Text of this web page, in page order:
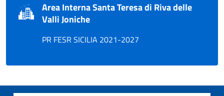
Area Interna Santa Teresa di Riva delle
Valli Joniche
PR FESR SICILIA 2021-2027